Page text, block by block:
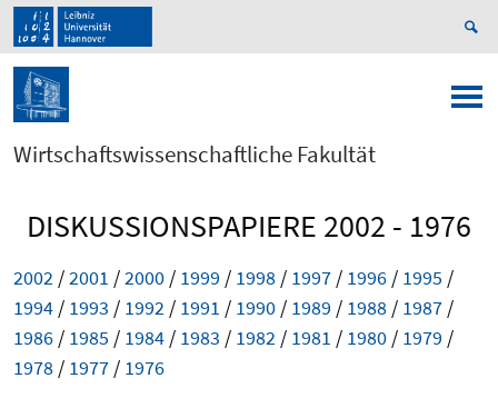
Wirtschaftswissenschaftliche Fakultät
DISKUSSIONSPAPIERE 2002 - 1976
2002 /2001 /2000 / 1999 / 1998 / 1997 / 1996 / 1995 /
1994 / 1993 / 1992 / 1991 / 1990 / 1989 / 1988 / 1987 /
1986 / 1985 / 1984 / 1983 / 1982 / 1981 / 1980 / 1979 /
1978 / 1977 / 1976